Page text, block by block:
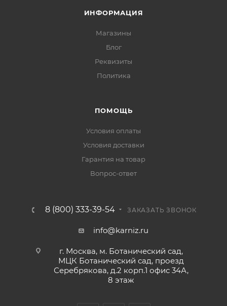
ИНФОРМАЦИЯ
Магазины
Блог
Реквизиты
Политика
ПОМОЩЬ
Условия оплаты
Условия доставки
Гарантия на товар
Вопрос-ответ
8 (800) 333-39-54 ЗАКАЗАТЬ ЗВОНОК
info@karniz.ru
г. Москва, м. Ботанический сад,
МЦК Ботанический сад, проезд
Серебрякова, д.2 корп.1 офис 34А,
8 этаж